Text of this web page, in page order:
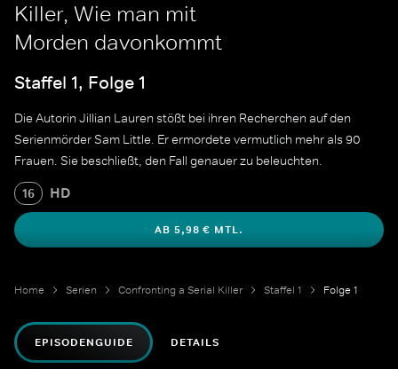
Killer, Wie man mit
Morden davonkommt
Staffel 1, Folge 1
Die Autorin Jillian Lauren stößt bei ihren Recherchen auf den
Serienmörder Sam Little. Er ermordete vermutlich mehr als 90
Frauen. Sie beschließt, den Fall genauer zu beleuchten.
16 HD
AB 5,98 € MTL.
Home Serien Confronting a Serial Killer Staffel 1 Folge 1
EPISODENGUIDE DETAILS